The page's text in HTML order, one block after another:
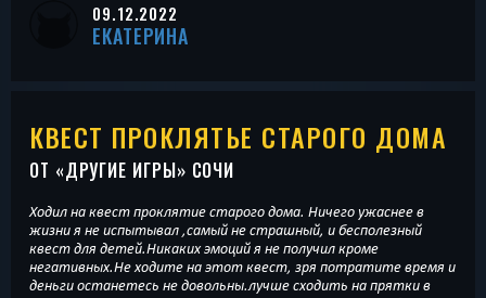
09.12.2022
ЕКАТЕРИНА
КВЕСТ ПРОКЛЯТЬЕ СТАРОГО ДОМА
ОТ «ДРУГИЕ ИГРЫ» СОЧИ
Ходил на квест проклятие старого дома. Ничего ужаснее в
жизни я не испытывал ,самый не страшный, и бесполезный
квест для детей.Никаких эмоций я не получил кроме
негативных.Не ходите на этот квест, зря потратите время и
деньги останетесь не довольны.лучше сходить на прятки в